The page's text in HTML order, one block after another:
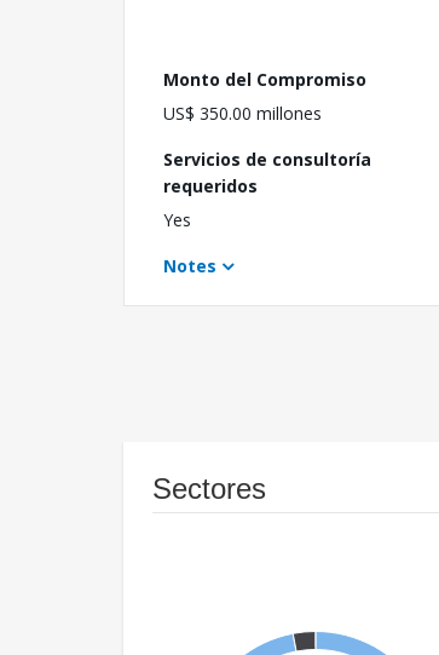
Monto del Compromiso
US$ 350.00 millones
Servicios de consultoría
requeridos
Yes
Notes
Sectores